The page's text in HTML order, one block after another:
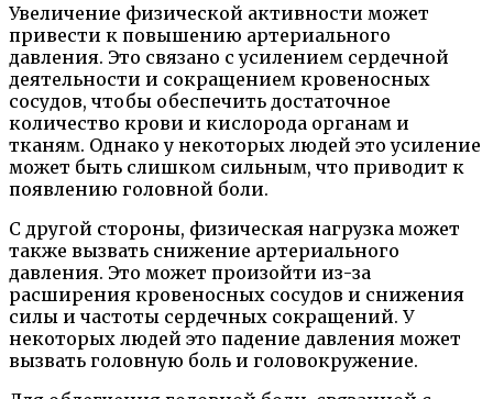
Увеличение физической активности может
привести к повышению артериального
давления. Это связано с усилением сердечной
деятельности и сокращением кровеносных
сосудов, чтобы обеспечить достаточное
количество крови и кислорода органам и
тканям. Однако у некоторых людей это усиление
может быть слишком сильным, что приводит к
появлению головной боли.
С другой стороны, физическая нагрузка может
также вызвать снижение артериального
давления. Это может произойти из-за
расширения кровеносных сосудов и снижения
силы и частоты сердечных сокращений. У
некоторых людей это падение давления может
вызвать головную боль и головокружение.